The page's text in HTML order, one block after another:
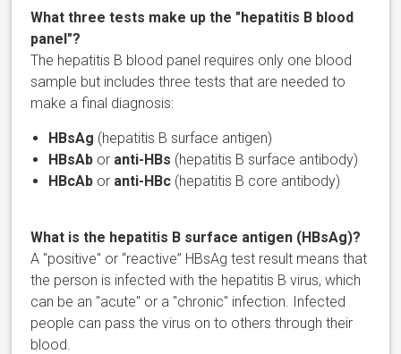
What three tests make up the "hepatitis B blood
panel"?
The hepatitis B blood panel requires only one blood
sample but includes three tests that are needed to
make a final diagnosis:
HBsAg (hepatitis B surface antigen)
HBsAb or anti-HBs (hepatitis B surface antibody)
HBcAb or anti-HBc (hepatitis B core antibody)
What is the hepatitis B surface antigen (HBsAg)?
A "positive" or “reactive” HBsAg test result means that
the person is infected with the hepatitis B virus, which
can be an "acute" or a "chronic" infection. Infected
people can pass the virus on to others through their
blood.